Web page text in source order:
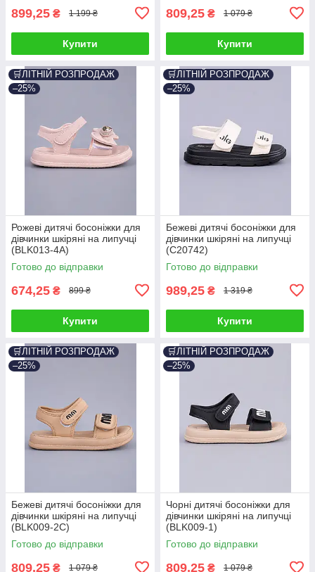
899,25 ₴ 1 199 ₴
Купити
809,25 ₴ 1 079 ₴
Купити
🛒ЛІТНІЙ РОЗПРОДАЖ
–25%
Рожеві дитячі босоніжки для
дівчинки шкіряні на липучці
(BLK013-4A)
Готово до відправки
674,25 ₴ 899 ₴
Купити
🛒ЛІТНІЙ РОЗПРОДАЖ
–25%
Бежеві дитячі босоніжки для
дівчинки шкіряні на липучці
(C20742)
Готово до відправки
989,25 ₴ 1 319 ₴
Купити
🛒ЛІТНІЙ РОЗПРОДАЖ
–25%
Бежеві дитячі босоніжки для
дівчинки шкіряні на липучці
(BLK009-2C)
Готово до відправки
809,25 ₴ 1 079 ₴
🛒ЛІТНІЙ РОЗПРОДАЖ
–25%
Чорні дитячі босоніжки для
дівчинки шкіряні на липучці
(BLK009-1)
Готово до відправки
809,25 ₴ 1 079 ₴